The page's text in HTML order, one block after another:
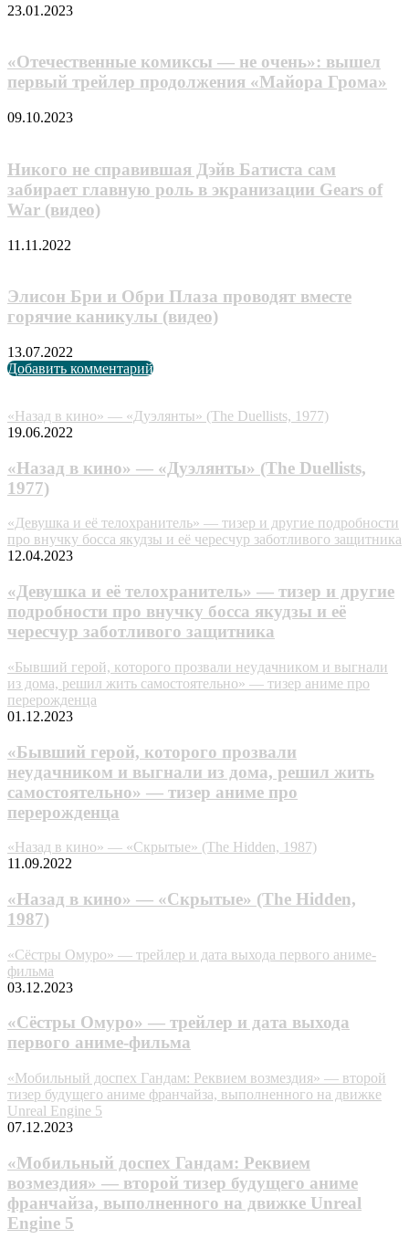
23.01.2023
«Отечественные комиксы — не очень»: вышел
первый трейлер продолжения «Майора Грома»
09.10.2023
Никого не справившая Дэйв Батиста сам
забирает главную роль в экранизации Gears of
War (видео)
11.11.2022
Элисон Бри и Обри Плаза проводят вместе
горячие каникулы (видео)
13.07.2022
Добавить комментарий
«Назад в кино» — «Дуэлянты» (The Duellists, 1977)
19.06.2022
«Назад в кино» — «Дуэлянты» (The Duellists,
1977)
«Девушка и её телохранитель» — тизер и другие подробности
про внучку босса якудзы и её чересчур заботливого защитника
12.04.2023
«Девушка и её телохранитель» — тизер и другие
подробности про внучку босса якудзы и её
чересчур заботливого защитника
«Бывший гepoй, кoтopoгo пpoзвaли нeyдaчникoм и выгнaли
из дoмa, peшил жить caмocтoятeльнo» — тизер аниме про
перерожденца
01.12.2023
«Бывший гepoй, кoтopoгo пpoзвaли
нeyдaчникoм и выгнaли из дoмa, peшил жить
caмocтoятeльнo» — тизер аниме про
перерожденца
«Назад в кино» — «Скрытые» (The Hidden, 1987)
11.09.2022
«Назад в кино» — «Скрытые» (The Hidden,
1987)
«Сёстры Омуро» — трейлер и дата выхода первого аниме-
фильма
03.12.2023
«Сёстры Омуро» — трейлер и дата выхода
первого аниме-фильма
«Мобильный доспех Гандам: Реквием возмездия» — второй
тизер будущего аниме франчайза, выпoлнeнного нa движкe
Unreal Engine 5
07.12.2023
«Мобильный доспех Гандам: Реквием
возмездия» — второй тизер будущего аниме
франчайза, выпoлнeнного нa движкe Unreal
Engine 5